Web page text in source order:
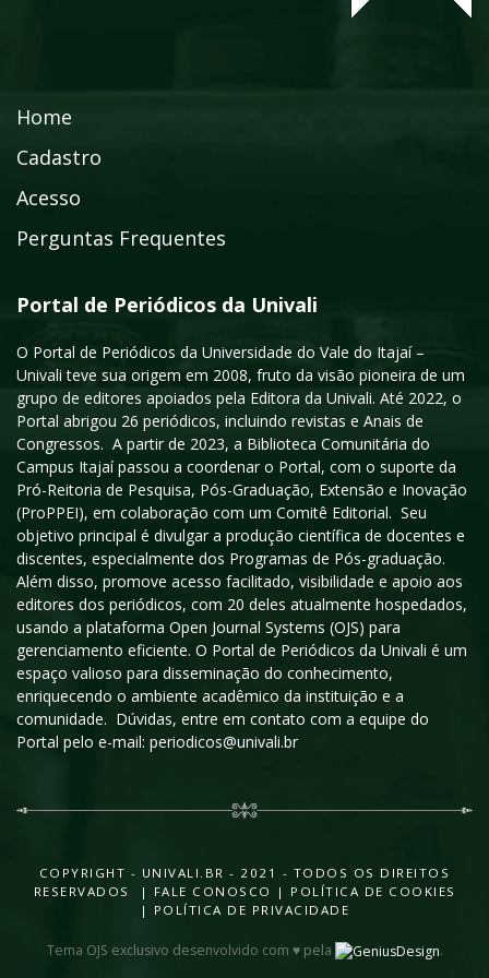
Home
Cadastro
Acesso
Perguntas Frequentes
Portal de Periódicos da Univali
O Portal de Periódicos da Universidade do Vale do Itajaí –
Univali teve sua origem em 2008, fruto da visão pioneira de um
grupo de editores apoiados pela Editora da Univali. Até 2022, o
Portal abrigou 26 periódicos, incluindo revistas e Anais de
Congressos. A partir de 2023, a Biblioteca Comunitária do
Campus Itajaí passou a coordenar o Portal, com o suporte da
Pró-Reitoria de Pesquisa, Pós-Graduação, Extensão e Inovação
(ProPPEI), em colaboração com um Comitê Editorial. Seu
objetivo principal é divulgar a produção científica de docentes e
discentes, especialmente dos Programas de Pós-graduação.
Além disso, promove acesso facilitado, visibilidade e apoio aos
editores dos periódicos, com 20 deles atualmente hospedados,
usando a plataforma Open Journal Systems (OJS) para
gerenciamento eficiente. O Portal de Periódicos da Univali é um
espaço valioso para disseminação do conhecimento,
enriquecendo o ambiente acadêmico da instituição e a
comunidade. Dúvidas, entre em contato com a equipe do
Portal pelo e-mail: periodicos@univali.br
COPYRIGHT - UNIVALI.BR - 2021 - TODOS OS DIREITOS
RESERVADOS |
FALE CONOSCO | POLÍTICA DE COOKIES
| POLÍTICA DE PRIVACIDADE
Tema OJS exclusivo desenvolvido com ♥ pela .